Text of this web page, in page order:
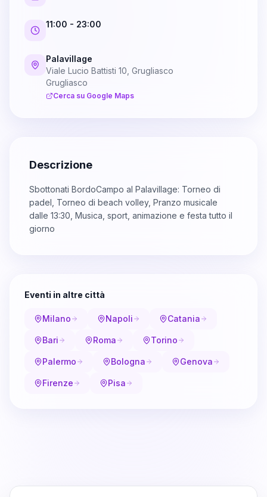
11:00 - 23:00
Palavillage
Viale Lucio Battisti 10, Grugliasco
Grugliasco
Cerca su Google Maps
Descrizione
Sbottonati BordoCampo al Palavillage: Torneo di
padel, Torneo di beach volley, Pranzo musicale
dalle 13:30, Musica, sport, animazione e festa tutto il
giorno
Eventi in altre città
Milano Napoli Catania
Bari Roma Torino
Palermo Bologna Genova
Firenze Pisa